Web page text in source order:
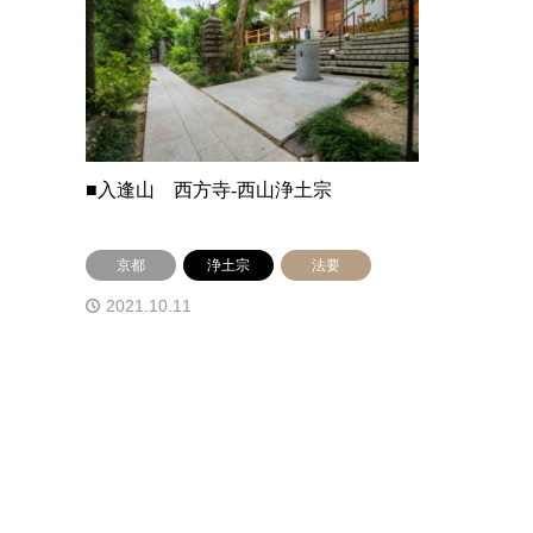
■入逢山 西方寺-西山浄土宗
京都 浄土宗 法要
2021.10.11